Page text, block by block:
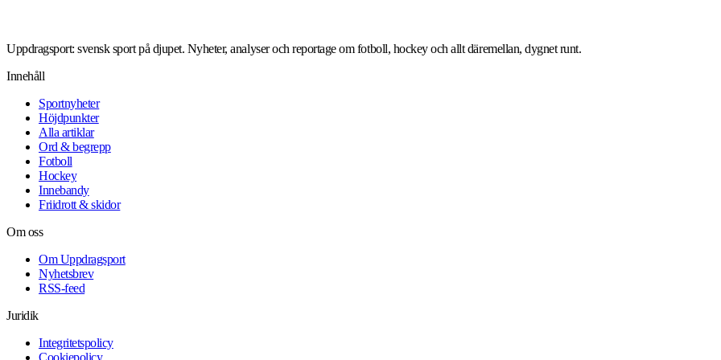
Uppdragsport: svensk sport på djupet. Nyheter, analyser och reportage om fotboll, hockey och allt däremellan, dygnet runt.
Innehåll
Sportnyheter
Höjdpunkter
Alla artiklar
Ord & begrepp
Fotboll
Hockey
Innebandy
Friidrott & skidor
Om oss
Om Uppdragsport
Nyhetsbrev
RSS-feed
Juridik
Integritetspolicy
Cookiepolicy